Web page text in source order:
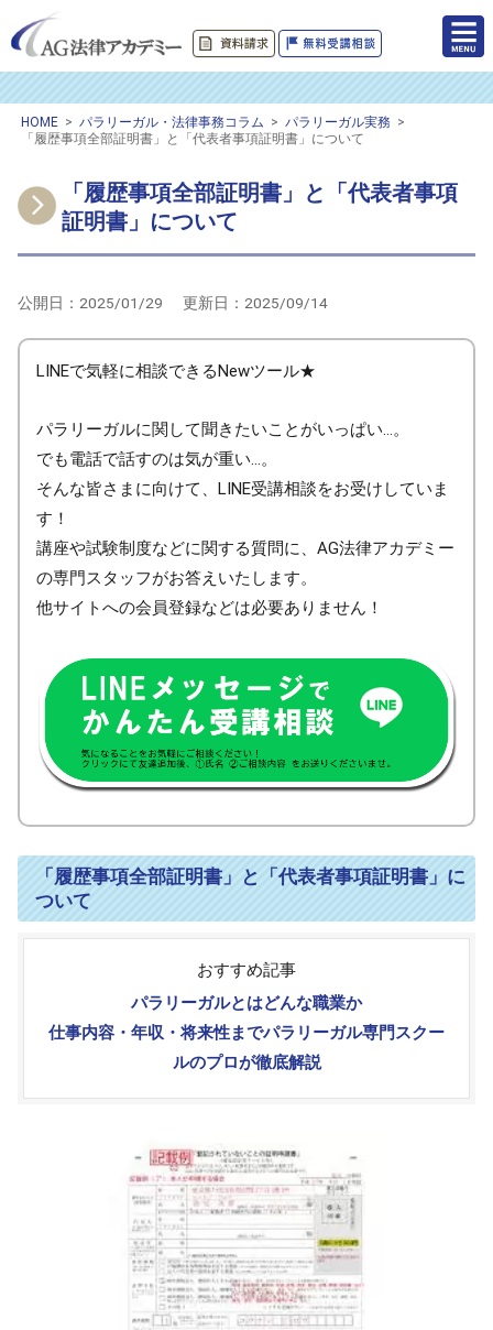
HOME > パラリーガル・法律事務コラム > パラリーガル実務 >
「履歴事項全部証明書」と「代表者事項証明書」について
「履歴事項全部証明書」と「代表者事項
証明書」について
公開日： 2025/01/29 更新日： 2025/09/14
LINEで気軽に相談できるNewツール★
パラリーガルに関して聞きたいことがいっぱい…。
でも電話で話すのは気が重い…。
そんな皆さまに向けて、LINE受講相談をお受けしていま
す！
講座や試験制度などに関する質問に、AG法律アカデミー
の専門スタッフがお答えいたします。
他サイトへの会員登録などは必要ありません！
「履歴事項全部証明書」と「代表者事項証明書」に
ついて
おすすめ記事
パラリーガルとはどんな職業か
仕事内容・年収・将来性までパラリーガル専門スクー
ルのプロが徹底解説